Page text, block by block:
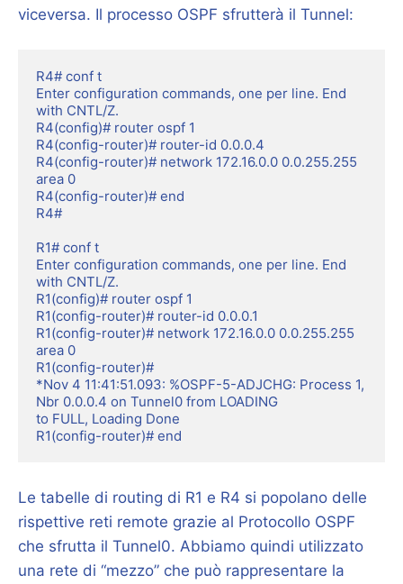
viceversa. Il processo OSPF sfrutterà il Tunnel:
R4# conf t
Enter configuration commands, one per line. End
with CNTL/Z.
R4(config)# router ospf 1
R4(config-router)# router-id 0.0.0.4
R4(config-router)# network 172.16.0.0 0.0.255.255
area 0
R4(config-router)# end
R4#
R1# conf t
Enter configuration commands, one per line. End
with CNTL/Z.
R1(config)# router ospf 1
R1(config-router)# router-id 0.0.0.1
R1(config-router)# network 172.16.0.0 0.0.255.255
area 0
R1(config-router)#
*Nov 4 11:41:51.093: %OSPF-5-ADJCHG: Process 1,
Nbr 0.0.0.4 on Tunnel0 from LOADING
to FULL, Loading Done
R1(config-router)# end
Le tabelle di routing di R1 e R4 si popolano delle
rispettive reti remote grazie al Protocollo OSPF
che sfrutta il Tunnel0. Abbiamo quindi utilizzato
una rete di “mezzo” che può rappresentare la